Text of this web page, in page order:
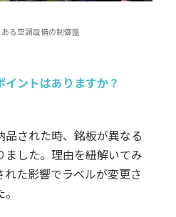
る空調設備の制御盤
ントはありますか？
された時、銘板が異なる
した。理由を紐解いてみ
た影響でラベルが変更さ